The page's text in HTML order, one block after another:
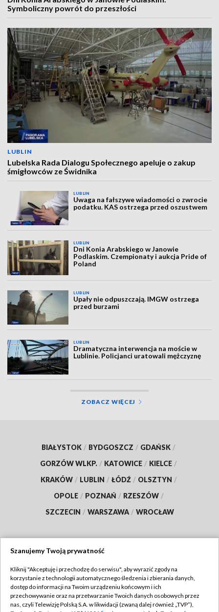
Symboliczny powrót do przeszłości
LUBLIN
Lubelska Rada Dialogu Społecznego apeluje o zakup
śmigłowców ze Świdnika
LUBLIN
Uwaga na fałszywe wiadomości o zwrocie
podatku. KAS ostrzega przed oszustwem
LUBLIN
Dni Konia Arabskiego w Janowie
Podlaskim. Czempionaty i aukcja Pride of
Poland
LUBLIN
Upały nie odpuszczają. IMGW ostrzega
przed burzami
LUBLIN
Dramatyczna interwencja na moście w
Lublinie. Policjanci uratowali mężczyznę
ZOBACZ WIĘCEJ
BIAŁYSTOK / BYDGOSZCZ / GDAŃSK /
GORZÓW WLKP. / KATOWICE / KIELCE /
KRAKÓW / LUBLIN / ŁÓDŹ / OLSZTYN /
OPOLE / POZNAŃ / RZESZÓW /
SZCZECIN / WARSZAWA / WROCŁAW
TVP
Abonament TVP
Regulamin TVP
Szanujemy Twoją prywatność
Kliknij "Akceptuję i przechodzę do serwisu", aby wyrazić zgody na
korzystanie z technologii automatycznego śledzenia i zbierania danych,
dostęp do informacji na Twoim urządzeniu końcowym i ich
przechowywanie oraz na przetwarzanie Twoich danych osobowych przez
nas, czyli Telewizję Polską S.A. w likwidacji (zwaną dalej również „TVP”),